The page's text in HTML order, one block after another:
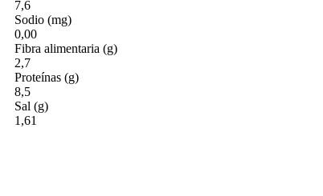
7,6
Sodio (mg)
0,00
Fibra alimentaria (g)
2,7
Proteínas (g)
8,5
Sal (g)
1,61